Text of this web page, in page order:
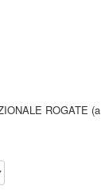
ROGATE